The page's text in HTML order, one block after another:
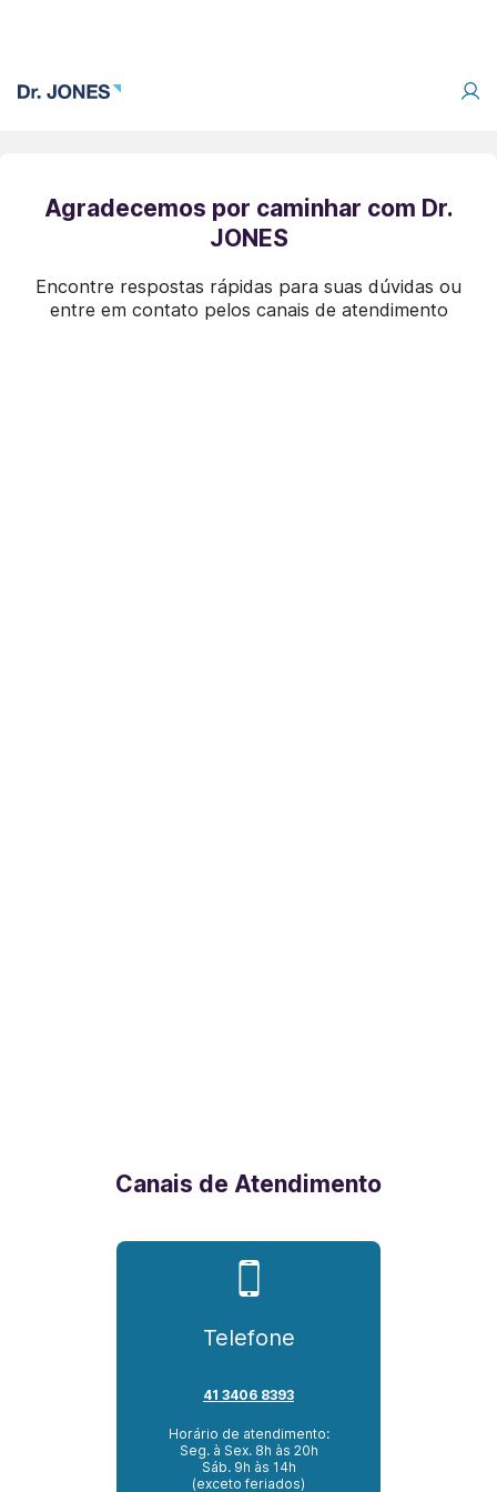
Agradecemos por caminhar com Dr.
JONES
Encontre respostas rápidas para suas dúvidas ou
entre em contato pelos canais de atendimento
Canais de Atendimento
Telefone
41 3406 8393
Horário de atendimento:
Seg. à Sex. 8h às 20h
Sáb. 9h às 14h
(exceto feriados)